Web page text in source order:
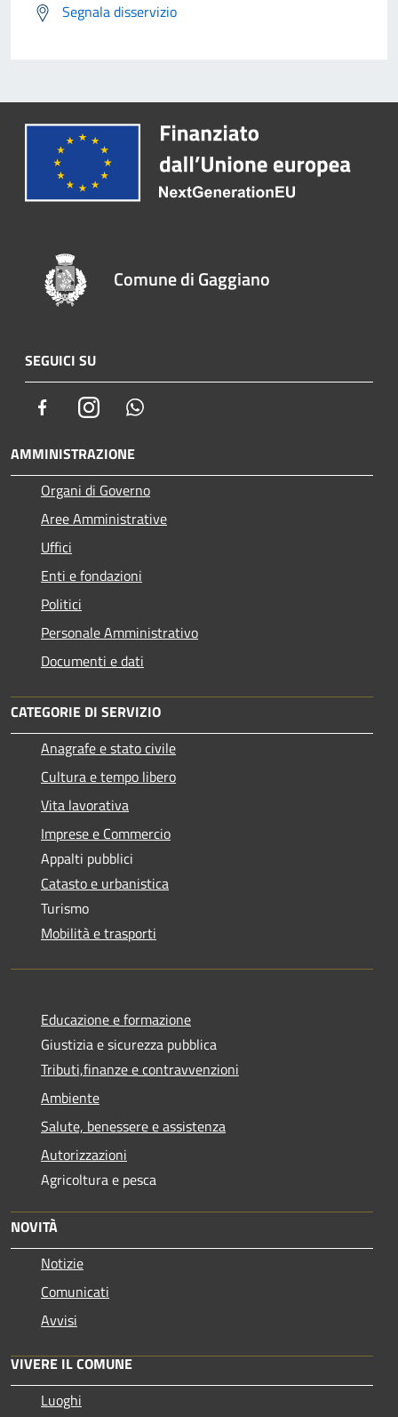
Segnala disservizio
Comune di Gaggiano
SEGUICI SU
FacebookInstagram
AMMINISTRAZIONE
Organi di Governo
Aree Amministrative
Uffici
Enti e fondazioni
Politici
Personale Amministrativo
Documenti e dati
CATEGORIE DI SERVIZIO
Anagrafe e stato civile
Cultura e tempo libero
Vita lavorativa
Imprese e Commercio
Appalti pubblici
Catasto e urbanistica
Turismo
Mobilità e trasporti
Educazione e formazione
Giustizia e sicurezza pubblica
Tributi,finanze e contravvenzioni
Ambiente
Salute, benessere e assistenza
Autorizzazioni
Agricoltura e pesca
NOVITÀ
Notizie
Comunicati
Avvisi
VIVERE IL COMUNE
Luoghi